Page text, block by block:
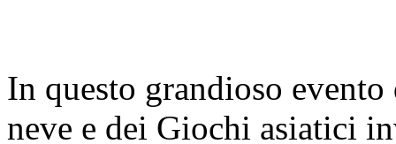
In questo grandioso
neve e dei Giochi asiatici